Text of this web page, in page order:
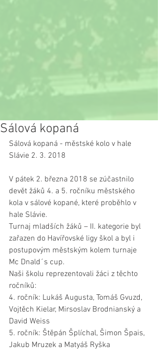
Sálová kopaná
Sálová kopaná - městské kolo v hale
Slávie 2. 3. 2018
V pátek 2. března 2018 se zúčastnilo
devět žáků 4. a 5. ročníku městského
kola v sálové kopané, které proběhlo v
hale Slávie.
Turnaj mladších žáků – II. kategorie byl
zařazen do Havířovské ligy škol a byl i
postupovým městským kolem turnaje
Mc Dnald´s cup.
Naši školu reprezentovali žáci z těchto
ročníků:
4. ročník: Lukáš Augusta, Tomáš Gvuzd,
Vojtěch Kielar, Mirsoslav Brodnianský a
David Weiss
5. ročník: Štěpán Šplíchal, Šimon Špais,
Jakub Mruzek a Matyáš Ryška